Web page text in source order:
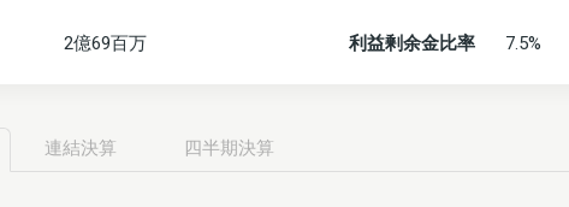
2億69百万 利益剰余金比率 7.5%
連結決算 四半期決算